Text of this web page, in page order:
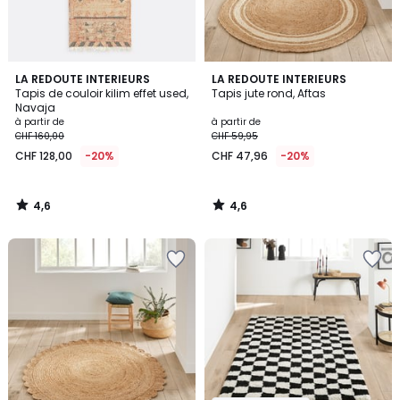
LA REDOUTE INTERIEURS
Tapis de couloir kilim effet used,
Navaja
à partir de
CHF 160,00
CHF 128,00 -20%
4,6
/ 5
4,6
/
LA REDOUTE INTERIEURS
Tapis jute rond, Aftas
à partir de
CHF 59,95
CHF 47,96 -20%
4,6
/ 5
4,6
/